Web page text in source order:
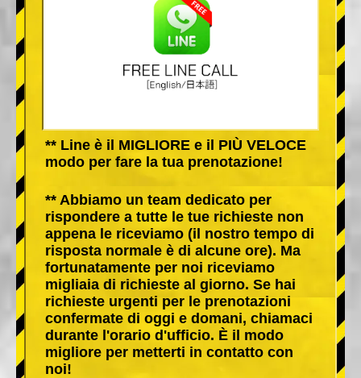
** Line è il MIGLIORE e il PIÙ VELOCE
modo per fare la tua prenotazione!
** Abbiamo un team dedicato per
rispondere a tutte le tue richieste non
appena le riceviamo (il nostro tempo di
risposta normale è di alcune ore). Ma
fortunatamente per noi riceviamo
migliaia di richieste al giorno. Se hai
richieste urgenti per le prenotazioni
confermate di oggi e domani, chiamaci
durante l'orario d'ufficio. È il modo
migliore per metterti in contatto con
noi!